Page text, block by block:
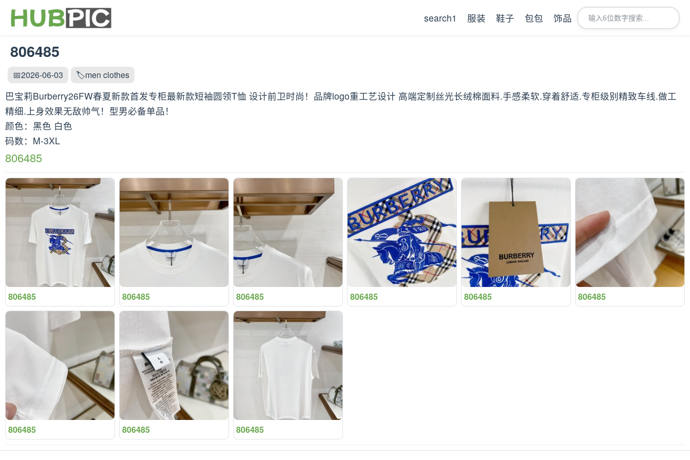
search1 服装 鞋子 包包 饰品
806485
📅2026-06-03 🏷️men clothes
巴宝莉Burberry26FW春夏新款首发专柜最新款短袖圆领T恤 设计前卫时尚！品牌logo重工艺设计 高端定制丝光长绒棉面料.手感柔软.穿着舒适.专柜级别精致车线.做工
精细.上身效果无敌帅气！型男必备单品！
颜色：黑色 白色
码数：M-3XL
806485
806485 806485 806485 806485 806485 806485
806485 806485 806485